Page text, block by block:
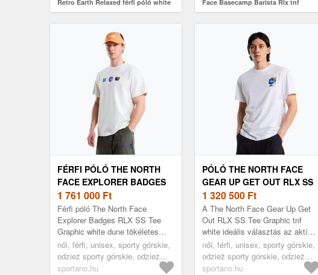
Retro Earth Relaxed férfi póló white
dune (Retro Earth Relaxed
NF0A8G9PQLI1)
Face Basecamp Barista Rlx tnf
white/pacific teal (Basecamp Barista
Rlx NF0A8JAAVD91)
FÉRFI PÓLÓ THE NORTH
FACE EXPLORER BADGES
RLX SS TEE GRAPHIC
WHITE DUNE (EXPLORER
BADGES RLX TEE GRAPHIC
NF0A8JA1QLI1)
1 761 000 Ft
Férfi póló The North Face
Explorer Badges RLX SS Tee
Graphic white dune tökéletes
választás a aktív életstílust
kedvelők számára. 100%-ban
pamutból...
női, férfi, unisex, sporty górskie,
odzież sporty górskie, odzież
sporty górskie koszulka, fehér
sportano.hu
PÓLÓ THE NORTH FACE
GEAR UP GET OUT RLX SS
TEE GRAPHIC TNF WHITE
(GEAR UP GET OUT RLX SS
TEE GRAPHIC
NF0A8JB4FN41)
1 320 500 Ft
A The North Face Gear Up Get
Out RLX SS Tee Graphic tnf
white ideális választás az aktív
életstílust kedvelők számára,
akik a kényelmet és funkciót...
női, férfi, unisex, sporty górskie,
odzież sporty górskie, odzież
sporty górskie koszulka, fehér
sportano.hu